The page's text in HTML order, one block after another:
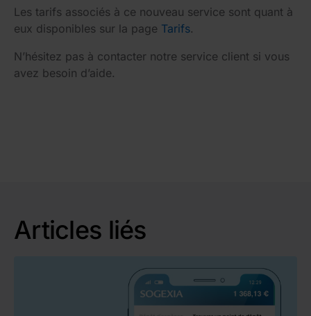
Les tarifs associés à ce nouveau service sont quant à
eux disponibles sur la page Tarifs.
N’hésitez pas à contacter notre service client si vous
avez besoin d’aide.
Articles liés